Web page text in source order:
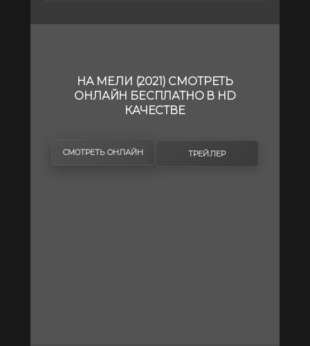
НА МЕЛИ (2021) СМОТРЕТЬ
ОНЛАЙН БЕСПЛАТНО В HD
КАЧЕСТВЕ
СМОТРЕТЬ ОНЛАЙН ТРЕЙЛЕР